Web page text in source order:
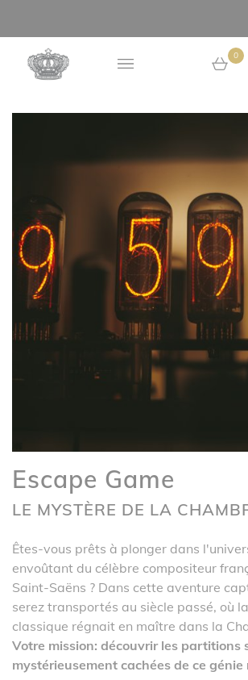
0
Escape Game
LE MYSTÈRE DE LA
Êtes-vous prêts à plonger dans
envoûtant du célèbre compositeur
Saint-Saëns ? Dans cette aventure
serez transportés au siècle passé, où
classique régnait en maître dans la
Votre mission: découvrir les partitions
mystérieusement cachées de ce génie